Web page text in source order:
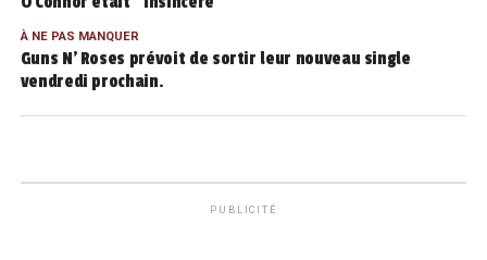
À NE PAS MANQUER
Guns N’ Roses prévoit de sortir leur nouveau single
vendredi prochain.
PUBLICITÉ